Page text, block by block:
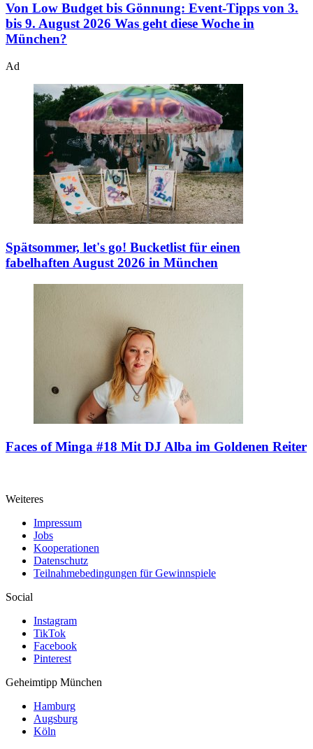
Von Low Budget bis Gönnung: Event-Tipps von 3.
bis 9. August 2026 Was geht diese Woche in
München?
Ad
Spätsommer, let's go! Bucketlist für einen
fabelhaften August 2026 in München
Faces of Minga #18 Mit DJ Alba im Goldenen Reiter
Weiteres
Impressum
Jobs
Kooperationen
Datenschutz
Teilnahmebedingungen für Gewinnspiele
Social
Instagram
TikTok
Facebook
Pinterest
Geheimtipp München
Hamburg
Augsburg
Köln